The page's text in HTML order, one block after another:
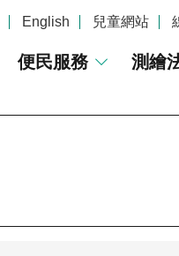
English 兒童網站
便民服務
測繪